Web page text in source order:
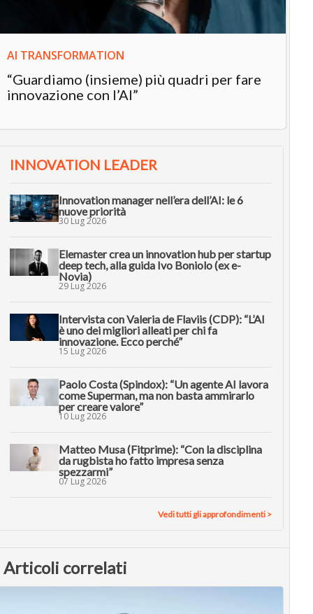
AI TRANSFORMATION
“Guardiamo (insieme) più quadri per fare
innovazione con l’AI”
INNOVATION LEADER
Innovation manager nell’era dell’AI: le 6
nuove priorità
30 Lug 2026
Elemaster crea un innovation hub per startup
deep tech, alla guida Ivo Boniolo (ex e-
Novia)
29 Lug 2026
Intervista con Valeria de Flaviis (CDP): “L’AI
è uno dei migliori alleati per chi fa
innovazione. Ecco perché”
15 Lug 2026
Paolo Costa (Spindox): “Un agente AI lavora
come Superman, ma non basta ammirarlo
per creare valore”
10 Lug 2026
Matteo Musa (Fitprime): “Con la disciplina
da rugbista ho fatto impresa senza
spezzarmi”
07 Lug 2026
Vedi tutti gli approfondimenti >
Articoli correlati